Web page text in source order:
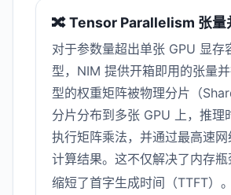
🔀 Tensor Parallelism 张量
对于参数量超出单张 GPU 显存
型，NIM 提供开箱即用的张量
型的权重矩阵被物理分片（
分片分布到多张 GPU 上，推理
执行矩阵乘法，并通过最高速
计算结果。这不仅解决了内存
缩短了首字生成时间（TTFT）。